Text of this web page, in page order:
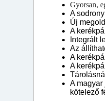
Gyorsan,
A
Új
A
Integrált
Az
A
A
A magyar
kötelező